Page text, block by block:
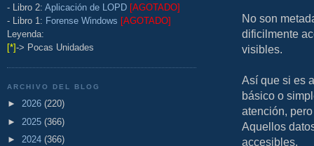
- Libro 2: Aplicación de LOPD [AGOTADO]
- Libro 1: Forense Windows [AGOTADO]
Leyenda:
[*]-> Pocas Unidades
ARCHIVO DEL BLOG
► 2026 (220)
► 2025 (366)
► 2024 (366)
No son
dificilmente
visibles.
Así que si es
básico o
atención,
Aquellos
accesibles.